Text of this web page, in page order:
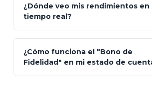
de Cobro Seguro"
¿Dónde veo mis rendimientos en
tiempo real?
¿Cómo funciona el "Bono de
Fidelidad" en mi estado de